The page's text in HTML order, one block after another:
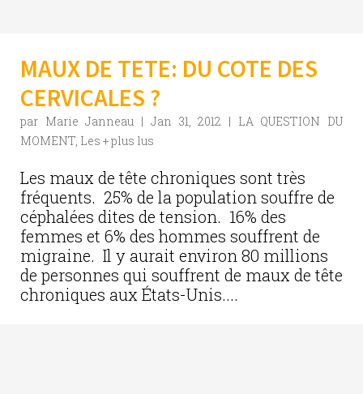
MAUX DE TETE: DU COTE DES
CERVICALES ?
par Marie Janneau | Jan 31, 2012 | LA QUESTION DU
MOMENT, Les + plus lus
Les maux de tête chroniques sont très
fréquents. 25% de la population souffre de
céphalées dites de tension. 16% des
femmes et 6% des hommes souffrent de
migraine. Il y aurait environ 80 millions
de personnes qui souffrent de maux de tête
chroniques aux États-Unis....